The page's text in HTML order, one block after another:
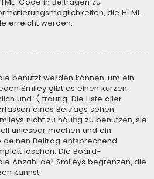
Code in Beiträgen zu
die HTML
erreicht werden.
benutzt werden können, um ein
Smiley gibt es einen kurzen
und :( traurig. Die Liste aller
eines Beitrags sehen.
nicht zu häufig zu benutzen, sie
unlesbar machen und ein
Beitrag entsprechend
löschen. Die Board-
Anzahl der Smileys begrenzen, die
kannst.